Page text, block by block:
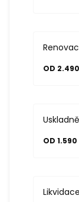
OD
OD 1.590